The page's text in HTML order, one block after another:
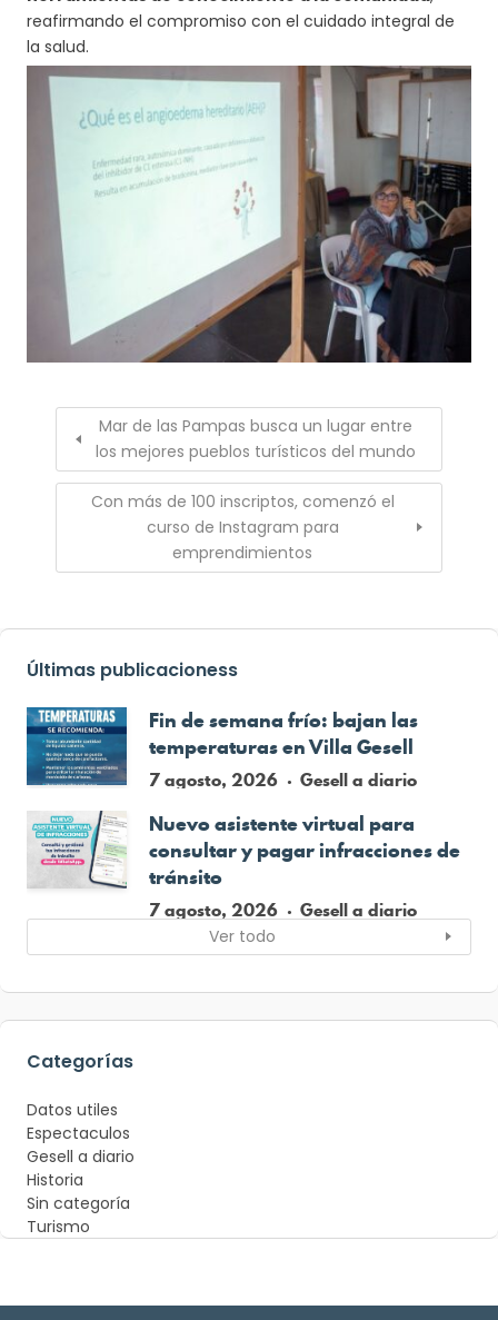
reafirmando el compromiso con el cuidado integral de
la salud.
Mar de las Pampas busca un lugar entre
los mejores pueblos turísticos del mundo
Con más de 100 inscriptos, comenzó el
curso de Instagram para
emprendimientos
Últimas publicacioness
Fin de semana frío: bajan las
temperaturas en Villa Gesell
7 agosto, 2026 Gesell a diario
Nuevo asistente virtual para
consultar y pagar infracciones de
tránsito
7 agosto, 2026 Gesell a diario
Ver todo
Categorías
Datos utiles
Espectaculos
Gesell a diario
Historia
Sin categoría
Turismo